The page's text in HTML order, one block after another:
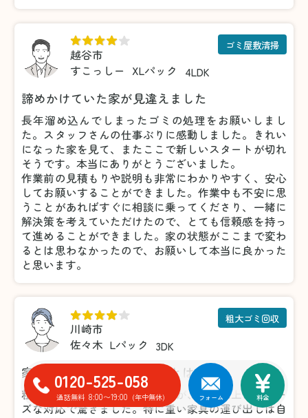
越谷市
すこっしー
XLパック 4LDK
ゴミ屋敷清掃
諦めかけていた家が見違えました
長年溜め込んでしまったゴミの処理をお願いしまし
た。スタッフさんの仕事ぶりに感動しました。きれい
になった家を見て、またここで新しいスタートが切れ
そうです。本当にありがとうございました。
作業前の見積もりや説明も非常にわかりやすく、安心
してお願いすることができました。作業中も不安に思
うことがあればすぐに相談に乗ってくださり、一緒に
解決策を考えていただけたので、とても信頼感を持っ
て進めることができました。家の状態がここまで変わ
るとは思わなかったので、お願いして本当に良かった
と思います。
川崎市
佐々木 Lパック 3DK
粗大ゴミ回収
家具の処分がこんなに楽だとは！
粗大ゴミの処分で利用しましたが、想像以上にスムー
ズな対応で驚きました。特に重い家具の運び出しは自
0120-525-058
通話無料 8:00〜19:00 (年中無休) フォーム 料金